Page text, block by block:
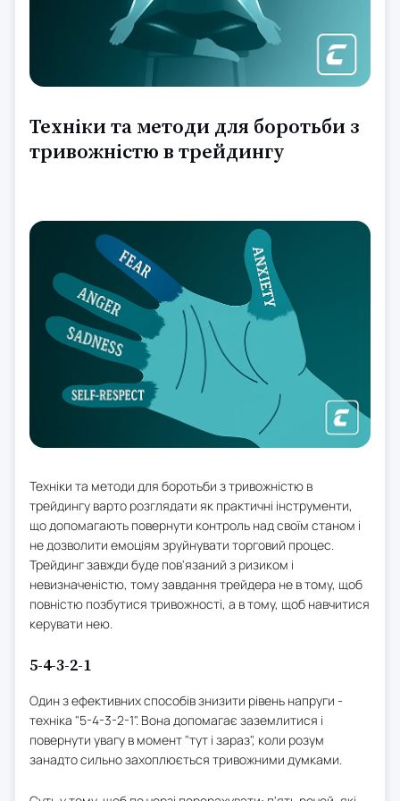
Техніки та методи для боротьби з
тривожністю в трейдингу
Техніки та методи для боротьби з тривожністю в
трейдингу варто розглядати як практичні інструменти,
що допомагають повернути контроль над своїм станом і
не дозволити емоціям зруйнувати торговий процес.
Трейдинг завжди буде пов'язаний з ризиком і
невизначеністю, тому завдання трейдера не в тому, щоб
повністю позбутися тривожності, а в тому, щоб навчитися
керувати нею.
5-4-3-2-1
Один з ефективних способів знизити рівень напруги -
техніка "5-4-3-2-1". Вона допомагає заземлитися і
повернути увагу в момент "тут і зараз", коли розум
занадто сильно захоплюється тривожними думками.